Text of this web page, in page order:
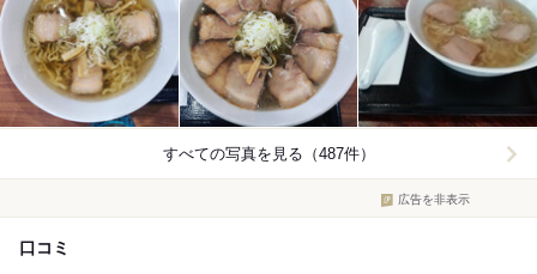
すべての写真を見る（487件）
広告を非表示
口コミ